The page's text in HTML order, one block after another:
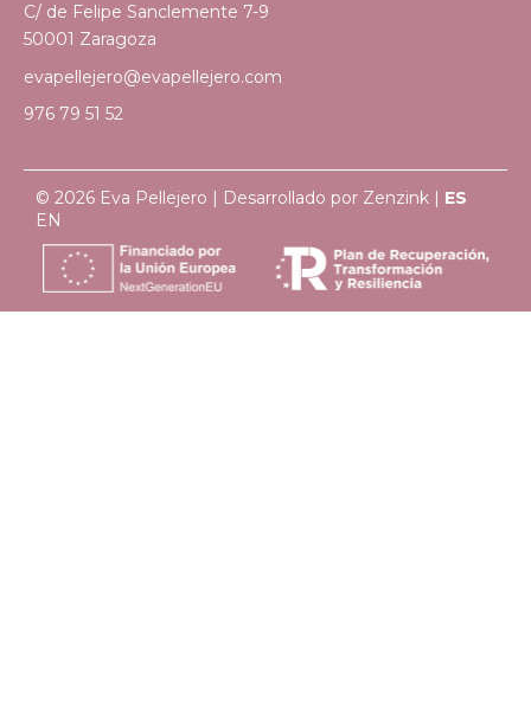
C/ de Felipe Sanclemente 7-9
50001 Zaragoza
evapellejero@evapellejero.com
976 79 51 52
© 2026 Eva Pellejero | Desarrollado por Zenzink | ES
EN